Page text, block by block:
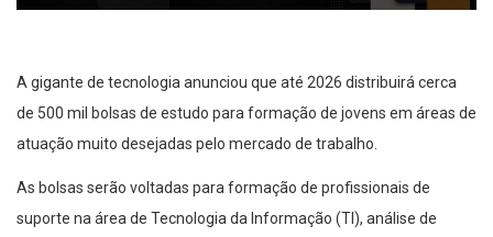
A gigante de tecnologia anunciou que até 2026 distribuirá cerca
de 500 mil bolsas de estudo para formação de jovens em áreas de
atuação muito desejadas pelo mercado de trabalho.
As bolsas serão voltadas para formação de profissionais de
suporte na área de Tecnologia da Informação (TI), análise de